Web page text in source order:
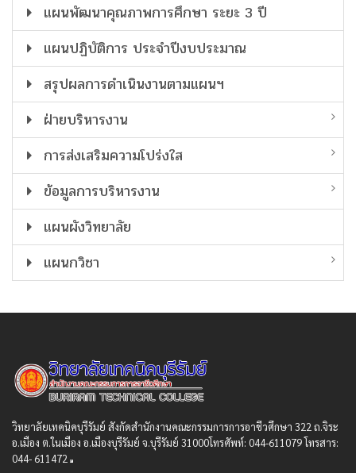
แผนพัฒนาคุณภาพการศึกษา ระยะ 3 ปี
แผนปฏิบัติการ ประจำปีงบประมาณ
สรุปผลการดำเนินงานตามแผนฯ
ฝ่ายบริหารงาน
การส่งเสริมความโปร่งใส
ข้อมูลการบริหารงาน
แผนผังวิทยาลัย
แผนกวิชา
วิทยาลัยเทคนิคบุรีรัมย์ สังกัดสํานักงานคณะกรรมการการอาชีวศึกษา 322 ถ.จิระ
อ.เมือง ต.ในเมือง อ.เมืองบุรีรัมย์ จ.บุรีรัมย์ 31000โทรศัพท์: 044-611079 โทรสาร:
044- 611472